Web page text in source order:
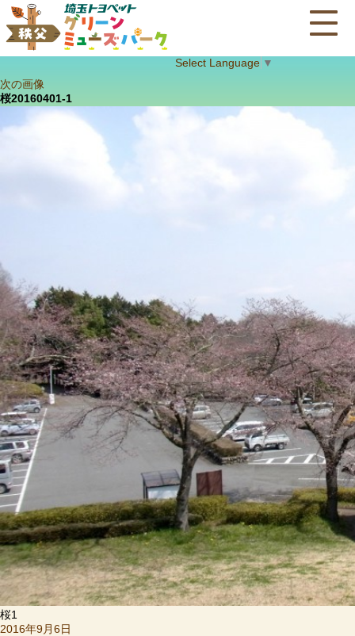
Select Language ▼
次の画像
桜20160401-1
桜1
投
2016年9月6日